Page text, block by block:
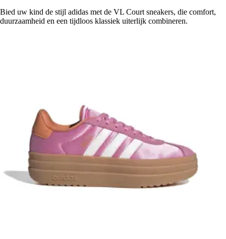
Bied uw kind de stijl adidas met de VL Court sneakers, die comfort,
duurzaamheid en een tijdloos klassiek uiterlijk combineren.